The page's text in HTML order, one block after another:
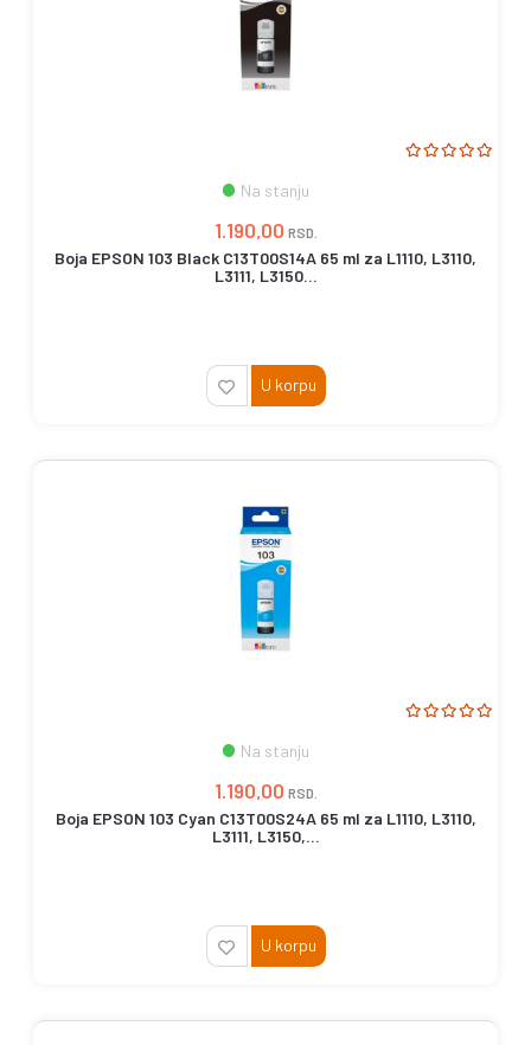
Na stanju
1.190,00 RSD.
Boja EPSON 103 Black C13T00S14A 65 ml za L1110, L3110,
L3111, L3150...
U korpu
Na stanju
1.190,00 RSD.
Boja EPSON 103 Cyan C13T00S24A 65 ml za L1110, L3110,
L3111, L3150,...
U korpu